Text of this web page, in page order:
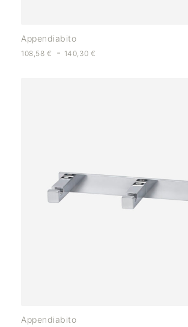
Appendiabito
108,58 € - 140,30€
Appendiabito